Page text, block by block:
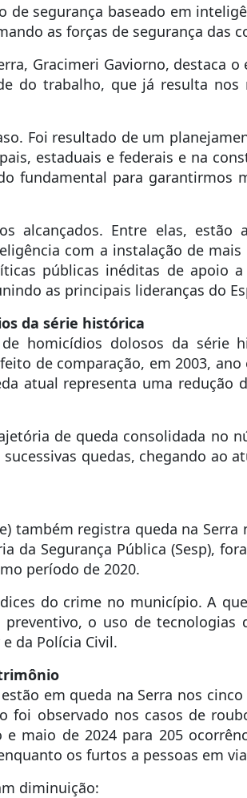
segurança baseado em
as forças de segurança das
Gracimeri Gaviorno, destaca
do trabalho, que já resulta
Foi resultado de um
estaduais e federais e na
fundamental para garantirmos
alcançados. Entre elas,
com a instalação de
públicas inéditas de apoio
as principais lideranças do
da série histórica
homicídios dolosos da série
de comparação, em 2003,
atual representa uma redução
de queda consolidada no
quedas, chegando ao
também registra queda na
da Segurança Pública (Sesp),
período de 2020.
do crime no município. A
o uso de
da Polícia Civil.
em queda na Serra nos
foi observado nos casos de
maio de 2024 para 205
os furtos a pessoas em
diminuição: